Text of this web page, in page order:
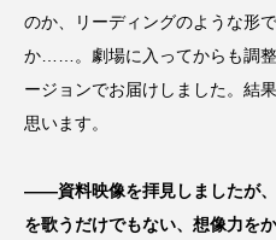
のか、リーディングのような形
か……。劇場に入ってからも調
ージョンでお届けしました。結
思います。
――資料映像を拝見しましたが
を歌うだけでもない、想像力を